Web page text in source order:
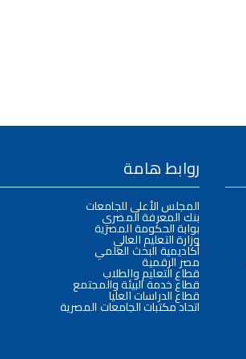
روابط هامة
المجلس الأعلى للجامعات
بنك المعرفة المصري
بوابة الحكومة المصرية
وزارة التعليم العالي
أكاديمية البحث العلمي
مصر الرقمية
قطاع التعليم والطلاب
قطاع خدمة البيئة والمجتمع
قطاع الدراسات العليا
اتحاد مكتبات الجامعات المصرية